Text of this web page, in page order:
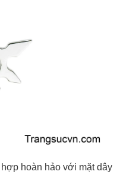
hoàn hảo với mặt dây